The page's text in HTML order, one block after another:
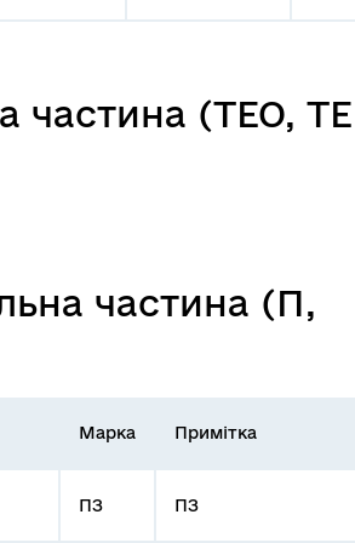
частина (ТЕО,
частина (П,
Марка Примітка
ПЗ ПЗ